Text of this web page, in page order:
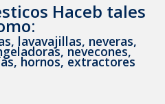
Haceb tales
lavavajillas, neveras,
nevecones,
hornos, extractores